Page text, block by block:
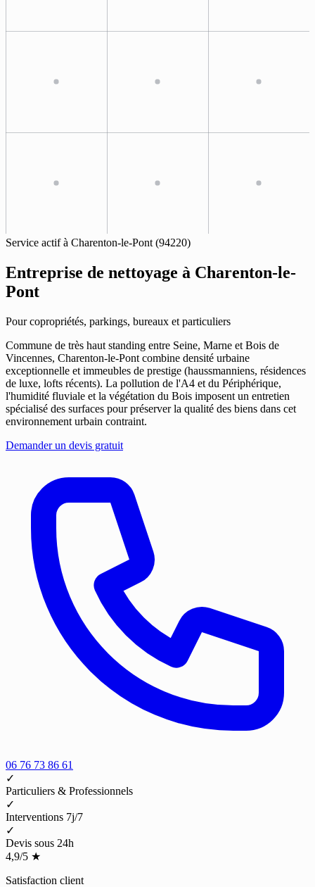
Service actif à Charenton-le-Pont (94220)
Entreprise de nettoyage à Charenton-le-
Pont
Pour copropriétés, parkings, bureaux et particuliers
Commune de très haut standing entre Seine, Marne et Bois de
Vincennes, Charenton-le-Pont combine densité urbaine
exceptionnelle et immeubles de prestige (haussmanniens, résidences
de luxe, lofts récents). La pollution de l'A4 et du Périphérique,
l'humidité fluviale et la végétation du Bois imposent un entretien
spécialisé des surfaces pour préserver la qualité des biens dans cet
environnement urbain contraint.
Demander un devis gratuit
06 76 73 86 61
✓
Particuliers & Professionnels
✓
Interventions 7j/7
✓
Devis sous 24h
4,9/5 ★
Satisfaction client